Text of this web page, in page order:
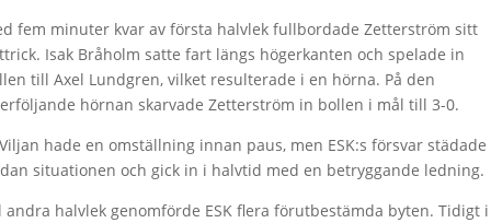
fem minuter kvar av första halvlek fullbordade Zetterström sitt
Isak Bråholm satte fart längs högerkanten och spelade in
till Axel Lundgren, vilket resulterade i en hörna. På den
hörnan skarvade Zetterström in bollen i mål till 3-0.
hade en omställning innan paus, men ESK:s försvar städade
situationen och gick in i halvtid med en betryggande ledning.
andra halvlek genomförde ESK flera förutbestämda byten. Tidigt i